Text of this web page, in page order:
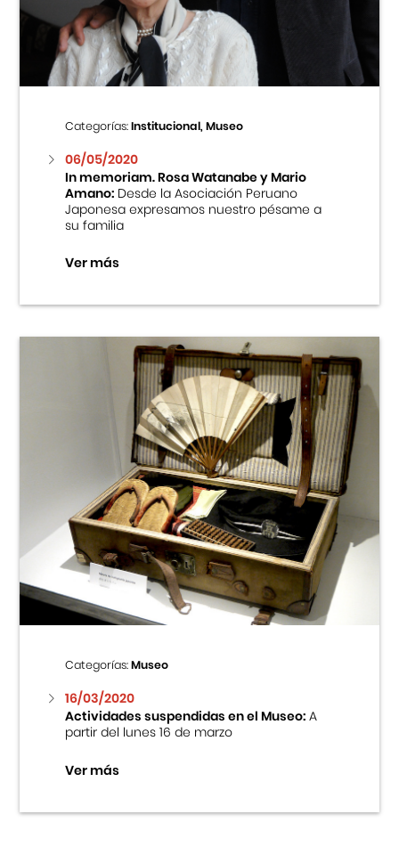
Centro Cultural Peruano Japonés
Cursos
Museo de la Inmigración Japonesa
Fondo Editorial
Teatro Peruano Japonés
Categorías:Institucional, Museo
06/05/2020
In memoriam. Rosa Watanabe y Mario
Amano:Desde la Asociación Peruano
Japonesa expresamos nuestro pésame a
su familia
Ver más
Categorías:Museo
16/03/2020
Actividades suspendidas en el Museo:A
partir del lunes 16 de marzo
Ver más